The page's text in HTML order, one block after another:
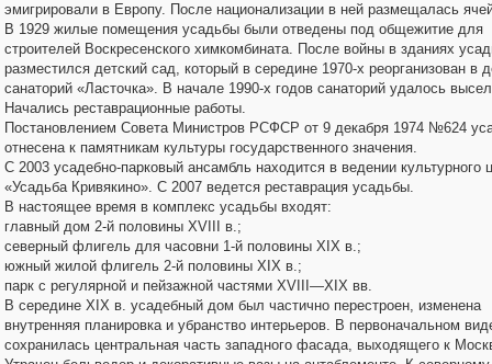
эмигрировали в Европу. После национализации в ней размещалась
В 1929 жилые помещения усадьбы были отведены под общежитие для
строителей Воскресенского химкомбината. После войны в зданиях
разместился детский сад, который в середине 1970-х реорганизован в
санаторий «Ласточка». В начале 1990-х годов санаторий удалось
Начались реставрационные работы.
Постановлением Совета Министров РСФСР от 9 декабря 1974 №624
отнесена к памятникам культуры государственного значения.
С 2003 усадебно-парковый ансамбль находится в ведении культурного
«Усадьба Кривякино». C 2007 ведется реставрация усадьбы.
В настоящее время в комплекс усадьбы входят:
главный дом 2-й половины XVIII в.;
северный флигель для часовни 1-й половины XIX в.;
южный жилой флигель 2-й половины XIX в.;
парк с регулярной и пейзажной частями XVIII—XIX вв.
В середине XIX в. усадебный дом был частично перестроен, изменена
внутренняя планировка и убранство интерьеров. В первоначальном
сохранилась центральная часть западного фасада, выходящего к